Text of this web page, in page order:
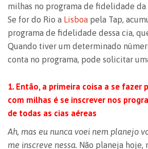
milhas no programa de fidelidade da
Se for do Rio a Lisboa pela Tap,
programa de fidelidade dessa cia,
Quando tiver um determinado
conta no programa, pode solicitar
1. Então, a primeira coisa a se fazer
com milhas é se inscrever nos
de todas as cias aéreas
Ah, mas eu nunca voei nem planejo
me inscreve nessa. Não planeja hoje,